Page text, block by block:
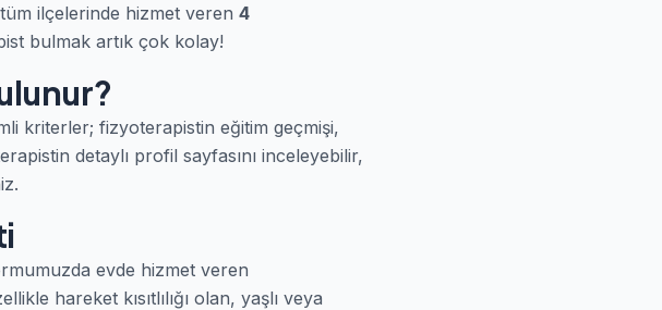
ilçelerinde hizmet veren 4
bulmak artık çok kolay!
kriterler; fizyoterapistin eğitim geçmişi,
detaylı profil sayfasını inceleyebilir,
evde hizmet veren
hareket kısıtlılığı olan, yaşlı veya